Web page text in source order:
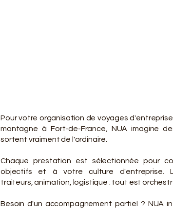
Pour votre organisation de voyages
montagne à Fort-de-France, NUA imagine
sortent vraiment de l'ordinaire.
Chaque prestation est sélectionnée pour
objectifs et à votre culture d'entreprise.
traiteurs, animation, logistique : tout est
Besoin d'un accompagnement partiel ? NUA